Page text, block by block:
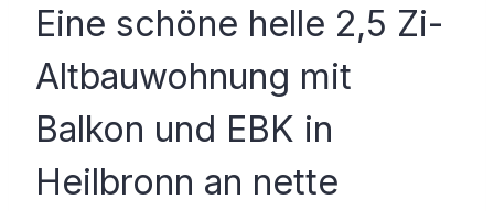
Eine schöne helle 2,5 Zi-
Altbauwohnung mit
Balkon und EBK in
Heilbronn an nette